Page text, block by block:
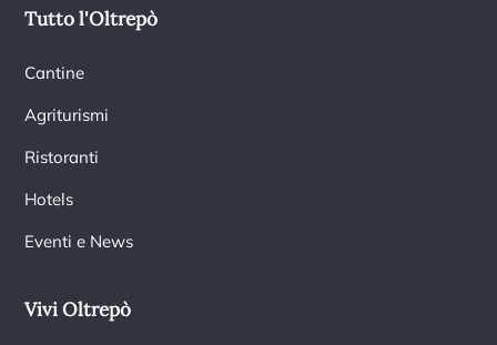
Tutto l'Oltrepò
Cantine
Agriturismi
Ristoranti
Hotels
Eventi e News
Vivi Oltrepò